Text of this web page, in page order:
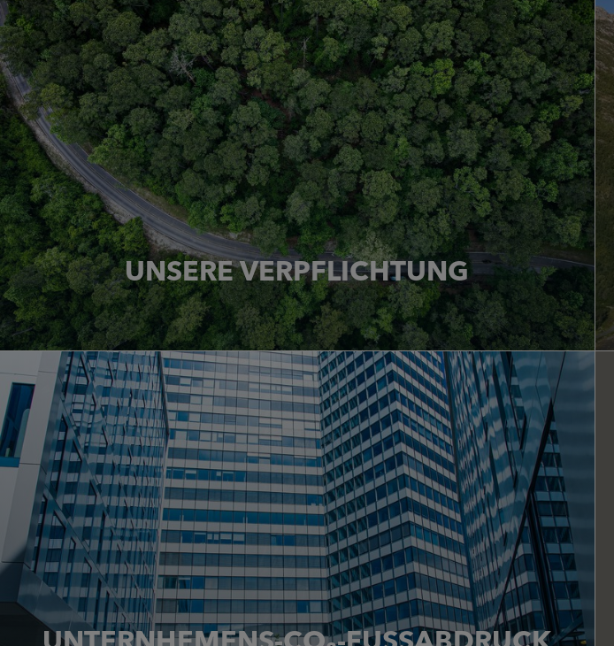
UNSERE VERPFLICHTUNG
Fortschritte auf dem Weg zu unserer Mission
MEHR LESEN